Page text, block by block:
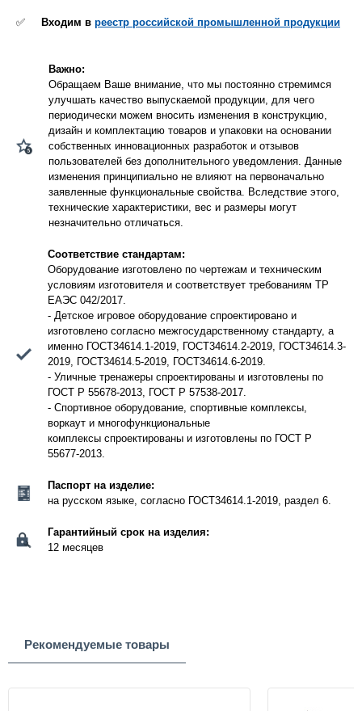
✅ Входим в реестр российской промышленной продукции
Важно:
Обращаем Ваше внимание, что мы постоянно стремимся
улучшать качество выпускаемой продукции, для чего
периодически можем вносить изменения в конструкцию,
дизайн и комплектацию товаров и упаковки на основании
собственных инновационных разработок и отзывов
пользователей без дополнительного уведомления. Данные
изменения принципиально не влияют на первоначально
заявленные функциональные свойства. Вследствие этого,
технические характеристики, вес и размеры могут
незначительно отличаться.
Соответствие стандартам:
Оборудование изготовлено по чертежам и техническим
условиям изготовителя и соответствует требованиям ТР
ЕАЭС 042/2017.
- Детское игровое оборудование спроектировано и
изготовлено согласно межгосударственному стандарту, а
именно ГОСТ34614.1-2019, ГОСТ34614.2-2019, ГОСТ34614.3-
2019, ГОСТ34614.5-2019, ГОСТ34614.6-2019.
- Уличные тренажеры спроектированы и изготовлены по
ГОСТ Р 55678-2013, ГОСТ Р 57538-2017.
- Спортивное оборудование, спортивные комплексы,
воркаут и многофункциональные
комплексы спроектированы и изготовлены по ГОСТ Р
55677-2013.
Паспорт на изделие:
на русском языке, согласно ГОСТ34614.1-2019, раздел 6.
Гарантийный срок на изделия:
12 месяцев
Рекомендуемые товары